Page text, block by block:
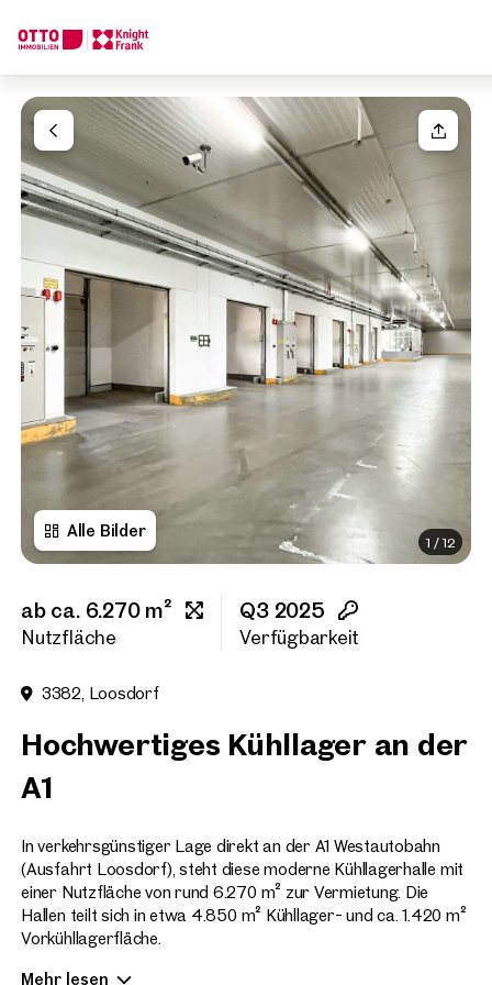
Alle Bilder
1 /12
ab ca. 6.270 m²
Nutzfläche
Q3 2025
Verfügbarkeit
3382, Loosdorf
Hochwertiges Kühllager an der
A1
In verkehrsgünstiger Lage direkt an der A1 Westautobahn
(Ausfahrt Loosdorf), steht diese moderne Kühllagerhalle mit
einer Nutzfläche von rund 6.270 m² zur Vermietung. Die
Hallen teilt sich in etwa 4.850 m² Kühllager- und ca. 1.420 m²
Vorkühllagerfläche.
Mehr lesen
Ihre Anfrage
Einheit(en)
Bitte wählen
Ihre Nachricht
Bitte wählen
Titel (optional)
Vorname
Telefonnummer
Wir finden Ihre
Traumimmobilie
Sagen Sie uns was Sie suchen und wir finden Ihre
Wie möchten Sie uns kontaktieren?
Online
Immobilie konfigurieren & finden lassen
Direkte:r Ansprechpartner:in
Anrufen oder Rückruf vereinbaren